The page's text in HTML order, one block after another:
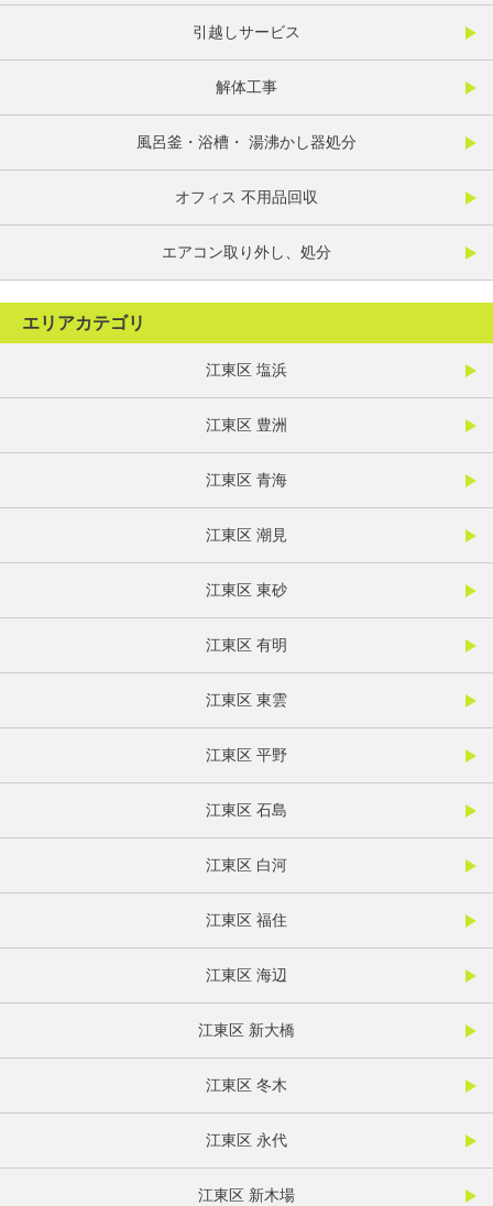
引越しサービス
解体工事
風呂釜・浴槽・ 湯沸かし器処分
オフィス 不用品回収
エアコン取り外し、処分
エリアカテゴリ
江東区 塩浜
江東区 豊洲
江東区 青海
江東区 潮見
江東区 東砂
江東区 有明
江東区 東雲
江東区 平野
江東区 石島
江東区 白河
江東区 福住
江東区 海辺
江東区 新大橋
江東区 冬木
江東区 永代
江東区 新木場